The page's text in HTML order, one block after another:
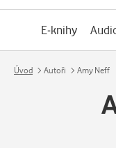
E-knihy
Úvod Autoři Amy Neff